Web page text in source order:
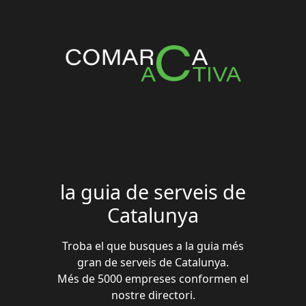
la guia de serveis de
Catalunya
Troba el que busques a la guia més
gran de serveis de Catalunya.
Més de 5000 empreses conformen el
nostre directori.